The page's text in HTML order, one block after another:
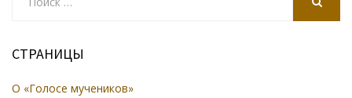
СТРАНИЦЫ
О «Голосе мучеников»